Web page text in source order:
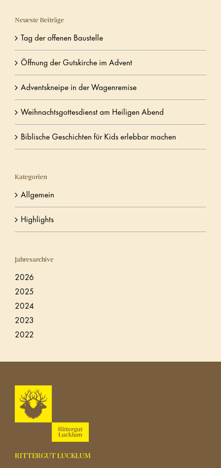
Neueste Beiträge
Tag der offenen Baustelle
Öffnung der Gutskirche im Advent
Adventskneipe in der Wagenremise
Weihnachtsgottesdienst am Heiligen Abend
Biblische Geschichten für Kids erlebbar machen
Kategorien
Allgemein
Highlights
Jahresarchive
2026
2025
2024
2023
2022
RITTERGUT LUCKLUM